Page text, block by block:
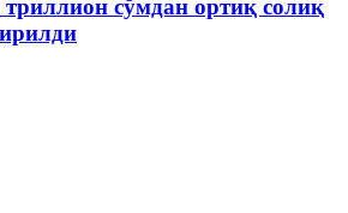
сўмдан ортиқ солиқ